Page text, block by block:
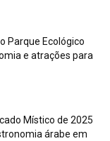
Parque Ecológico
e atrações para
Místico de 2025
árabe em